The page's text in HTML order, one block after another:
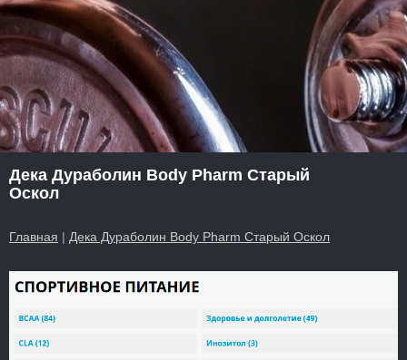
Дека Дураболин Body Pharm Старый
Оскол
Главная | Дека Дураболин Body Pharm Старый Оскол